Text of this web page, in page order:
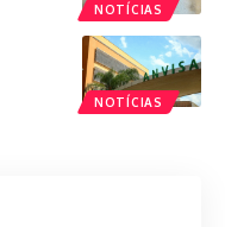
NOTÍCIAS
NOTÍCIAS